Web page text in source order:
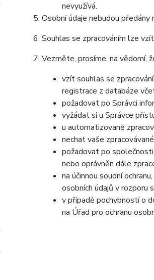
nevyužívá.
Osobní údaje nebudou předány
Souhlas se zpracováním lze
Vezměte, prosíme, na vědomí,
vzít souhlas se
registrace z databáze
požadovat po Správci
vyžádat si u Správce
u automatizovaně
nechat vaše
požadovat po společnosti
nebo oprávněn dále
na účinnou soudní
osobních údajů v rozporu
v případě pochybností o
na Úřad pro ochranu